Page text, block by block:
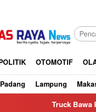
OTOMOTIF
Padang Lampung
Bawa Pasir Lalu-lalang di